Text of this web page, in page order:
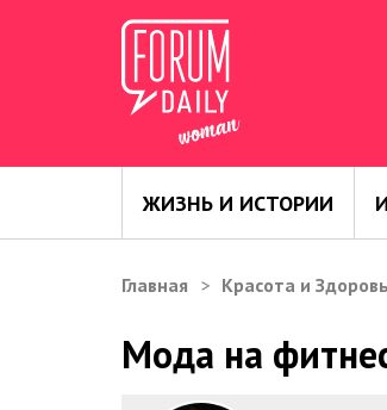
ЖИЗНЬ И ИСТОРИИ
Главная Красота и
Мода на